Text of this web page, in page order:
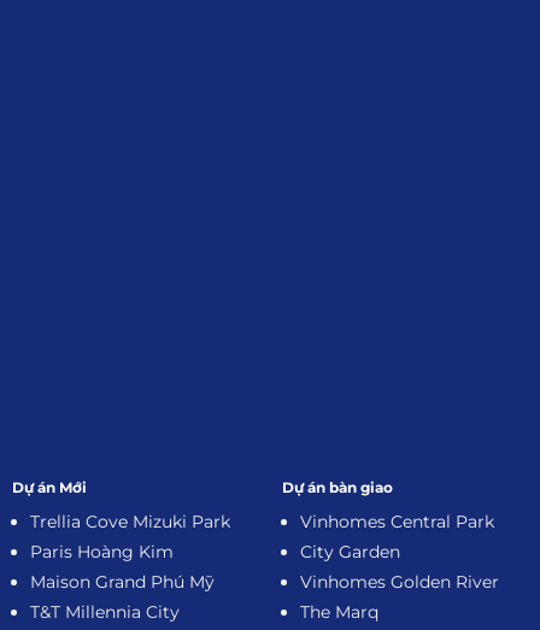
Dự án Mới
Trellia Cove Mizuki Park
Paris Hoàng Kim
Maison Grand Phú Mỹ
T&T Millennia City
Dự án bàn giao
Vinhomes Central Park
City Garden
Vinhomes Golden River
The Marq